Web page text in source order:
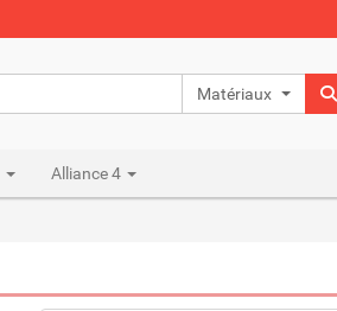
Matériaux naturels
Alliance 4